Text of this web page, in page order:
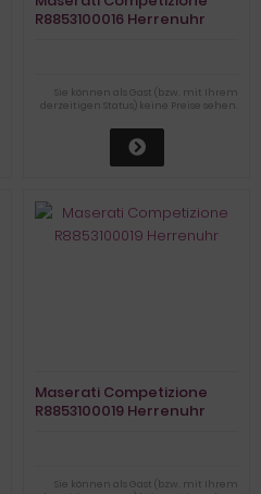
R8853100016 Herrenuhr
Sie können als Gast (bzw. mit Ihrem
derzeitigen Status) keine Preise sehen.
Maserati Competizione
R8853100019 Herrenuhr
Sie können als Gast (bzw. mit Ihrem